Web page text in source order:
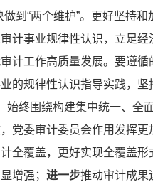
到“两个维护”。更好坚持
计事业规律性认识，立足
计工作高质量发展。要遵循
的规律性认识指导实践，
始终围绕构建集中统一、全
党委审计委员会作用发挥
全覆盖，更好实现全覆盖形
增强； 进一步推动审计成果